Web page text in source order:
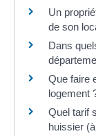
Un
de son
Dans
Que faire
logement
Quel tarif
huissier